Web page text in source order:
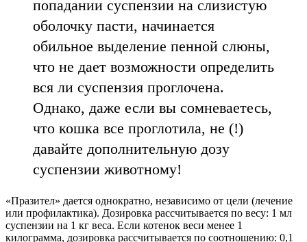
попадании суспензии на слизистую
оболочку пасти, начинается
обильное выделение пенной слюны,
что не дает возможности определить
вся ли суспензия проглочена.
Однако, даже если вы сомневаетесь,
что кошка все проглотила, не (!)
давайте дополнительную дозу
суспензии животному!
«Празител» дается однократно, независимо от цели (лечение
или профилактика). Дозировка рассчитывается по весу: 1 мл
суспензии на 1 кг веса. Если котенок веси менее 1
килограмма, дозировка рассчитывается по соотношению: 0,1